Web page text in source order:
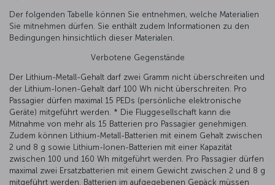
Der folgenden Tabelle können Sie entnehmen, welche Materialien
Sie mitnehmen dürfen. Sie enthält zudem Informationen zu den
Bedingungen hinsichtlich dieser Materialen.
Verbotene Gegenstände
Der Lithium-Metall-Gehalt darf zwei Gramm nicht überschreiten und
der Lithium-Ionen-Gehalt darf 100 Wh nicht überschreiten. Pro
Passagier dürfen maximal 15 PEDs (persönliche elektronische
Geräte) mitgeführt werden. * Die Fluggesellschaft kann die
Mitnahme von mehr als 15 Batterien pro Passagier genehmigen.
Zudem können Lithium-Metall-Batterien mit einem Gehalt zwischen
2 und 8 g sowie Lithium-Ionen-Batterien mit einer Kapazität
zwischen 100 und 160 Wh mitgeführt werden. Pro Passagier dürfen
maximal zwei Ersatzbatterien mit einem Gewicht zwischen 2 und 8 g
mitgeführt werden. Batterien im aufgegebenen Gepäck müssen